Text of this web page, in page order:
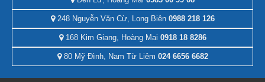
248 Nguyễn Văn Cừ, Long Biên0988 218 126
168 Kim Giang, Hoàng Mai 0918 18 8286
80 Mỹ Đình, Nam Từ Liêm 024 6656 6682